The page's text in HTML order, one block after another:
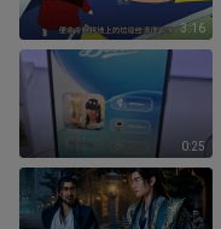
3:16
0:25